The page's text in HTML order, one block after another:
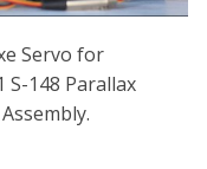
Servo for
S-148 Parallax